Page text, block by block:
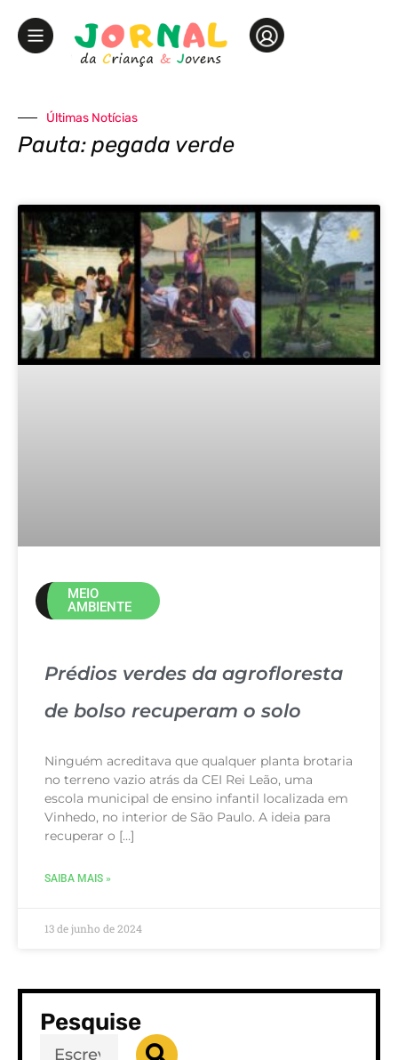
Últimas Notícias
Pauta: pegada verde
MEIO
AMBIENTE
Prédios verdes da agrofloresta
de bolso recuperam o solo
Ninguém acreditava que qualquer planta brotaria
no terreno vazio atrás da CEI Rei Leão, uma
escola municipal de ensino infantil localizada em
Vinhedo, no interior de São Paulo. A ideia para
recuperar o […]
SAIBA MAIS »
13 de junho de 2024
Pesquise